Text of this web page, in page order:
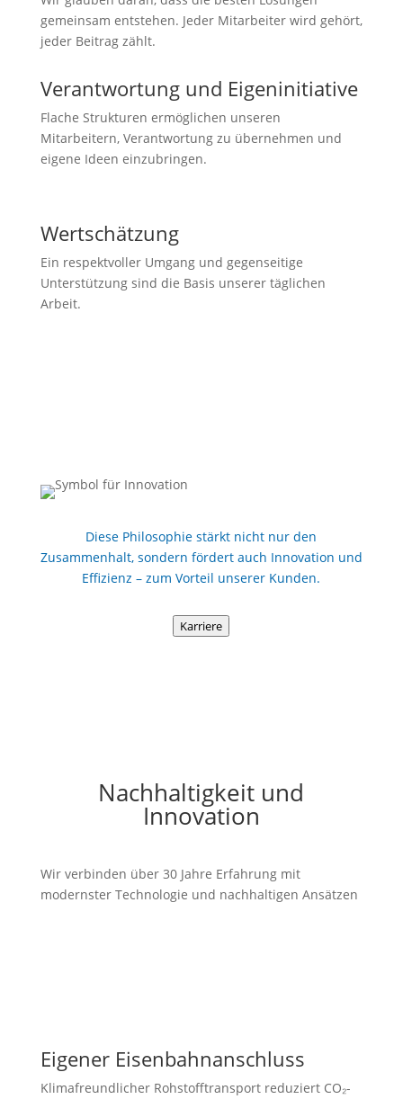
gemeinsam entstehen. Jeder Mitarbeiter wird gehört,
jeder Beitrag zählt.
Verantwortung und Eigeninitiative
Flache Strukturen ermöglichen unseren
Mitarbeitern, Verantwortung zu übernehmen und
eigene Ideen einzubringen.
Wertschätzung
Ein respektvoller Umgang und gegenseitige
Unterstützung sind die Basis unserer täglichen
Arbeit.
Diese Philosophie stärkt nicht nur den
Zusammenhalt, sondern fördert auch Innovation und
Effizienz – zum Vorteil unserer Kunden.
Karriere
Nachhaltigkeit und
Innovation
Wir verbinden über 30 Jahre Erfahrung mit
modernster Technologie und nachhaltigen Ansätzen
Eigener Eisenbahnanschluss
Klimafreundlicher Rohstofftransport reduziert CO₂-